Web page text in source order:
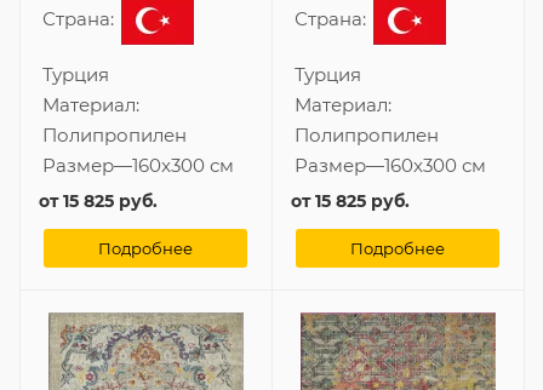
Страна:
Турция
Материал:
Полипропилен
Размер—160x300 см
от15 825 руб.
Подробнее
Страна:
Турция
Материал:
Полипропилен
Размер—160x300 см
от15 825 руб.
Подробнее